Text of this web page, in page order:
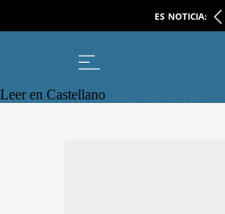
ES NOTICIA:
Leer en Castellano